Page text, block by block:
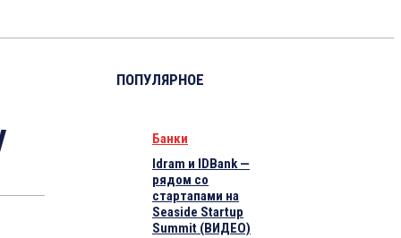
ПОПУЛЯРНОЕ
Банки
Idram и IDBank —
рядом со
стартапами на
Seaside Startup
Summit (ВИДЕО)